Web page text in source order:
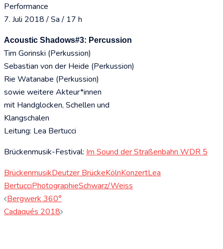
Performance
7. Juli 2018 / Sa / 17 h
Acoustic Shadows#3: Percussion
Tim Gorinski (Perkussion)
Sebastian von der Heide (Perkussion)
Rie Watanabe (Perkussion)
sowie weitere Akteur*innen
mit Handglocken, Schellen und
Klangschalen
Leitung: Lea Bertucci
Brückenmusik-Festival: Im Sound der Straßenbahn WDR 5
BrückenmusikDeutzer BrückeKölnKonzertLea
BertucciPhotographieSchwarz/Weiss
Beitragsnavigation
Bergwerk 360°
Cadaqués 2018